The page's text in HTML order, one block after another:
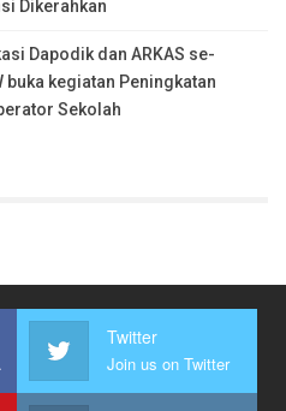
Dikerahkan
Dapodik dan ARKAS se-
buka kegiatan Peningkatan
Sekolah
Twitter
Join us on Twitter